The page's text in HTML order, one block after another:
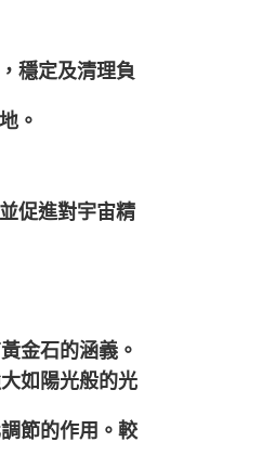
穩定及清理負
。
促進對宇宙精
金石的涵義。
如陽光般的光
節的作用。較